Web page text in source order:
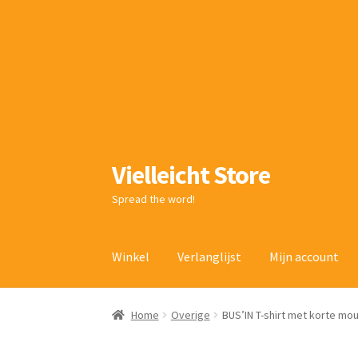
Ga
door
naar
Ga
naar
de
Vielleicht Store
Spread the word!
Winkel Verlanglijst Mijn account
Home Overige BUS’IN T-shirt met korte